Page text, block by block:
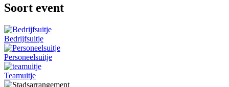
Soort event
Bedrijfsuitje
Personeelsuitje
Teamuitje